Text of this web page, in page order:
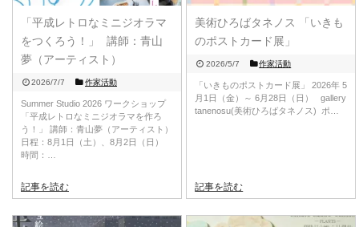
「平成レトロなミニジオラマ
をつくろう！」 講師：青山
夢（アーティスト）
2026/7/7 作家活動
Summer Studio 2026 ワークショップ
「平成レトロなミニジオラマを作ろ
う！」 講師：青山夢（アーティスト）
日程：8月1日（土）、8月2日（日）
時間：…
記事を読む
美術ひろばタネノス 「いきも
のポストカード展​​」
2026/5/7 作家活動
「いきものポストカード展​​」 2026年 5
月1日（金）～ 6月28日（日） gallery
tanenosu(美術ひろばタネノス) ポ…
記事を読む